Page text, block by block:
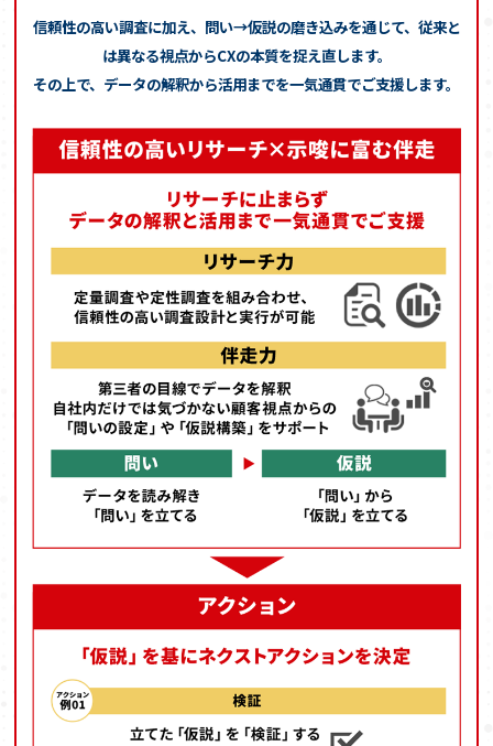
信頼性の高い調査に加え、問い→仮説の磨き込みを通じて、 従来と
は異なる視点からCXの本質を捉え直します。
その上で、データの解釈から活用までを一気通貫でご支援します。